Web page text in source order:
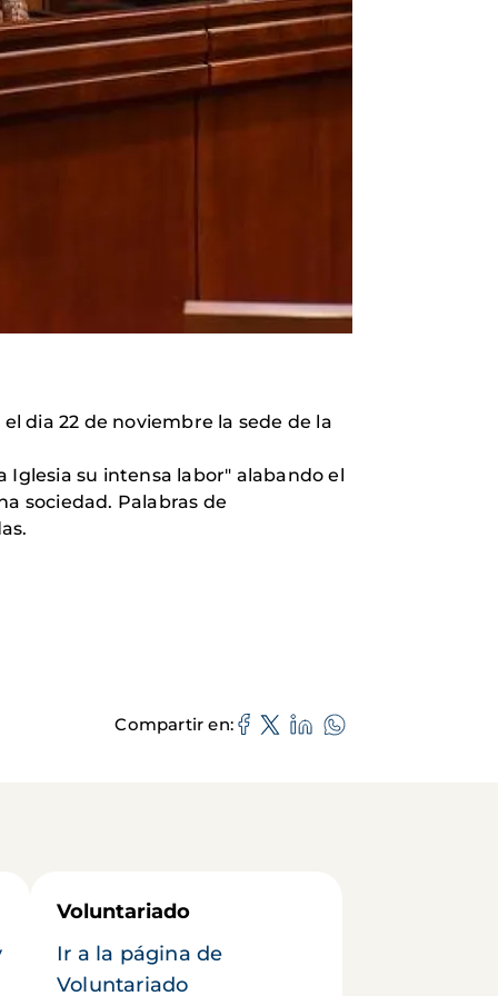
dia 22 de noviembre la sede de la
Iglesia su intensa labor" alabando el
sociedad. Palabras de
Compartir en
Voluntariado
Ir a la página de
Voluntariado